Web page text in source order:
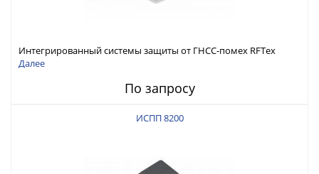
Интегрированный системы защиты от ГНСС-помех RFТех
ИСПП 8300
Далее
По запросу
ИСПП 8200